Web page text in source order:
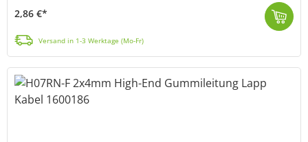
2,86 €*
Versand in 1-3 Werktage (Mo-Fr)